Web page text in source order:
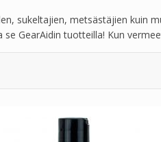
sukeltajien, metsästäjien kuin
GearAidin tuotteilla! Kun